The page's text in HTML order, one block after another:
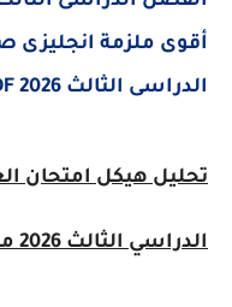
أقوى ملزمة
الدراسى الثالث 2026 PDF
تحليل هيكل امتحان
الدراسي الثالث 2026 مدرسة رواد الظفرة.